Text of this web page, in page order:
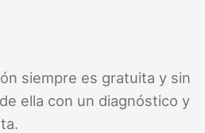
siempre es gratuita y sin
ella con un diagnóstico y